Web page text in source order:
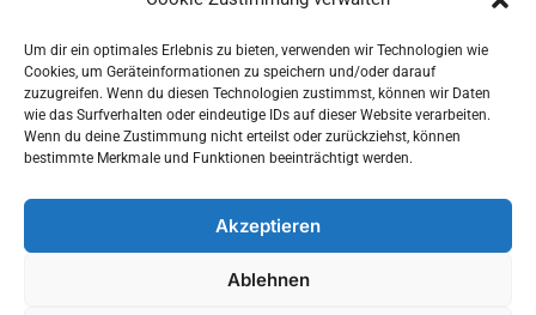
Um dir ein optimales Erlebnis zu bieten, verwenden wir Technologien wie
Cookies, um Geräteinformationen zu speichern und/oder darauf
zuzugreifen. Wenn du diesen Technologien zustimmst, können wir Daten
wie das Surfverhalten oder eindeutige IDs auf dieser Website verarbeiten.
Wenn du deine Zustimmung nicht erteilst oder zurückziehst, können
bestimmte Merkmale und Funktionen beeinträchtigt werden.
Akzeptieren
Ablehnen
+49 - (0)8546 - 97 39 0
info@provitec.de
www.provitec.com
Copyright © 2026 PROVITEC Trinkwassersysteme e.K | Alle
Rechte vorbehalten |Impressum